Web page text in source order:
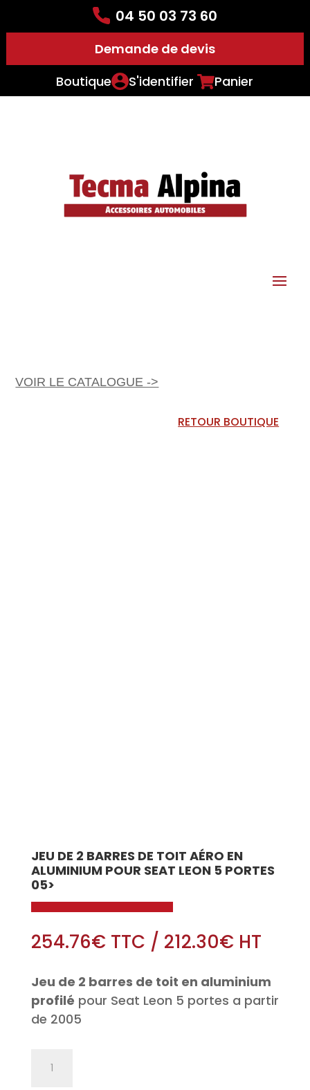
04 50 03 73 60
Demande de devis
Boutique
S'identifier Panier
VOIR LE CATALOGUE ->
RETOUR BOUTIQUE
JEU DE 2 BARRES DE TOIT AÉRO EN
ALUMINIUM POUR SEAT LEON 5 PORTES
05>
254.76€TTC / 212.30€HT
Jeu de 2 barres de toit en aluminium
profilé pour Seat Leon 5 portes a partir
de 2005